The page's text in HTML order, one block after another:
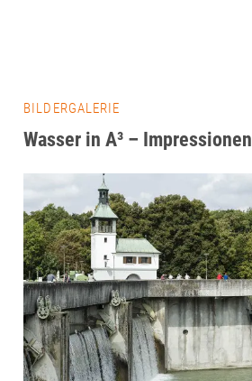
BILDERGALERIE
Wasser in A³ – Impressionen